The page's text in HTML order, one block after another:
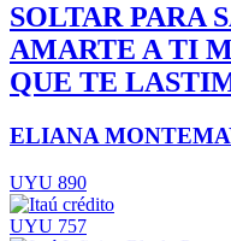
SOLTAR PARA
AMARTE A TI
QUE TE
ELIANA
UYU 890
UYU 757